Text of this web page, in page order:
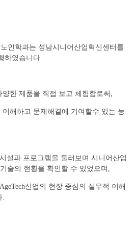
인학과는 성남시니어산업혁신센터를
하였습니다.
한 제품을 직접 보고 체험함로써,
해하고 문제해결에 기여할수 있는 능
설과 프로그램을 둘러보며 시니어산업
술의 현황을 확인할 수 있었으며,
산업의 현장 중심의 실무적 이해